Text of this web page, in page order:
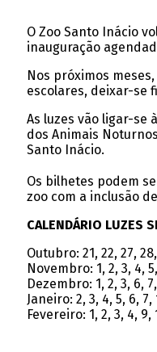
O Zoo Santo Inácio
inauguração
Nos próximos
escolares, deixar-se
As luzes vão ligar-se
dos Animais
Santo Inácio.
Os bilhetes podem
zoo com a inclusão
CALENDÁRIO LUZES
Outubro: 21, 22, 27,
Novembro: 1, 2, 3, 4,
Dezembro: 1, 2, 3, 6,
Janeiro: 2, 3, 4, 5, 6, 7,
Fevereiro: 1, 2, 3, 4, 9,